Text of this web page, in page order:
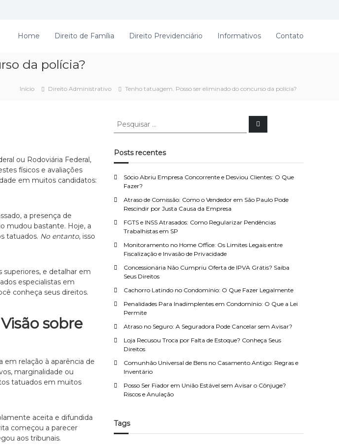
Home Direito de Família Direito Previdenciário Informativos Contato
da polícia?
Início Direito Administrativo Tenho tatuagem. Posso ser eliminado do concurso da polícia?
ou Rodoviária Federal,
físicos e avaliações
em muitos candidatos:
a presença de
mudou bastante. Hoje, a
tatuados. No entanto, isso
superiores, e detalhar em
especialistas em
conheça seus direitos.
sobre
em relação à aparência de
marginalidade ou
tatuados em muitos
aceita e difundida
começou a parecer
aos tribunais.
P
q
u
s
r
o
:
P
s
r
Posts recentes
Sócio Abriu Empresa Concorrente e Desviou Clientes: O Que
Fazer?
Atraso de Comissão: Como o Vendedor em São Paulo Pode
Rescindir por Justa Causa da Empresa
FGTS e INSS Atrasados: Como Regularizar Pendências
Trabalhistas em SP
Monitoramento no Home Office: Os Limites Legais entre
Fiscalização e Invasão de Privacidade
Concessionária Não Cumpriu Oferta de IPVA Grátis? Saiba
Seus Direitos
Cachorro Latindo no Condomínio: O Que Fazer Legalmente
Penalidades Para Inadimplentes em Condomínio: O Que a Lei
Permite
Atraso no Seguro: A Seguradora Pode Cancelar sem Avisar?
Loja Recusou Troca por Falta de Estoque? Conheça Seus
Direitos
Comunhão Universal de Bens no Casamento Antigo: Regras e
Inventário
Posso Ser Fiador em União Estável sem Avisar o Cônjuge?
Riscos e Anulação
Tags